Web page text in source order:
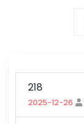
218
2025-12-26